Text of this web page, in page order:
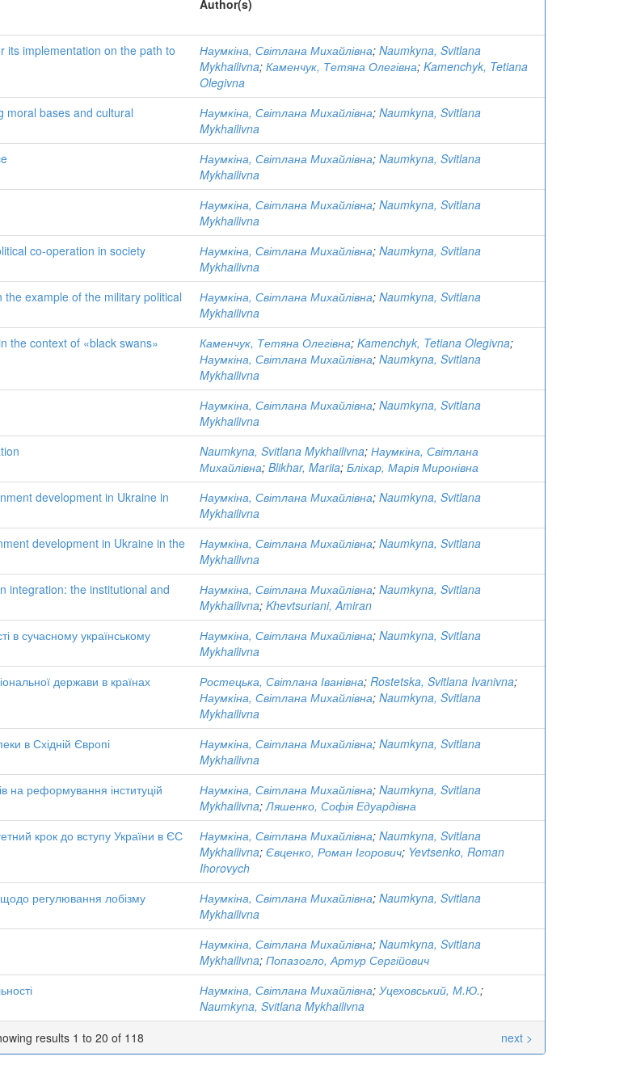
Author(s)
its implementation on the path to
Наумкіна, Світлана Михайлівна; Naumkyna, Svitlana
Mykhailivna; Каменчук, Тетяна Олегівна; Kamenchyk, Tetiana
Olegivna
moral bases and cultural
Наумкіна, Світлана Михайлівна; Naumkyna, Svitlana
Mykhailivna
Наумкіна, Світлана Михайлівна; Naumkyna, Svitlana
Mykhailivna
Наумкіна, Світлана Михайлівна; Naumkyna, Svitlana
Mykhailivna
co-operation in society Наумкіна, Світлана Михайлівна; Naumkyna, Svitlana
Mykhailivna
example of the military political
Наумкіна, Світлана Михайлівна; Naumkyna, Svitlana
Mykhailivna
the context of «black swans» Каменчук, Тетяна Олегівна; Kamenchyk, Tetiana Olegivna;
Наумкіна, Світлана Михайлівна; Naumkyna, Svitlana
Mykhailivna
Наумкіна, Світлана Михайлівна; Naumkyna, Svitlana
Mykhailivna
Naumkyna, Svitlana Mykhailivna; Наумкіна, Світлана
Михайлівна; Blikhar, Mariia; Бліхар, Марія Миронівна
development in Ukraine in
Наумкіна, Світлана Михайлівна; Naumkyna, Svitlana
Mykhailivna
development in Ukraine in the
Наумкіна, Світлана Михайлівна; Naumkyna, Svitlana
Mykhailivna
integration: the institutional and
Наумкіна, Світлана Михайлівна; Naumkyna, Svitlana
Mykhailivna; Khevtsuriani, Amiran
в сучасному українському
Наумкіна, Світлана Михайлівна; Naumkyna, Svitlana
Mykhailivna
держави в країнах
Ростецька, Світлана Іванівна; Rostetska, Svitlana Ivanivna;
Наумкіна, Світлана Михайлівна; Naumkyna, Svitlana
Mykhailivna
в Східній Європі Наумкіна, Світлана Михайлівна; Naumkyna, Svitlana
Mykhailivna
на реформування інституцій
Наумкіна, Світлана Михайлівна; Naumkyna, Svitlana
Mykhailivna;Ляшенко, Софія Едуардівна
крок до вступу України в ЄС Наумкіна, Світлана Михайлівна; Naumkyna, Svitlana
Mykhailivna; Євценко, Роман Ігорович; Yevtsenko, Roman
Ihorovych
регулювання лобізму Наумкіна, Світлана Михайлівна; Naumkyna, Svitlana
Mykhailivna
Наумкіна, Світлана Михайлівна; Naumkyna, Svitlana
Mykhailivna; Попазогло, Артур Сергійович
Наумкіна, Світлана Михайлівна; Уцеховський, М.Ю.;
Naumkyna, Svitlana Mykhailivna
results 1 to 20 of 118
next >